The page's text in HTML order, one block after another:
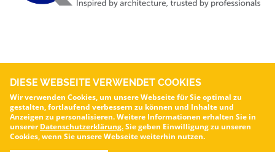
VOA – Verband für die Oberflächenveredelung von Aluminium e.V.
© Alle Rechte vorbehalten.voa.de
DIESE WEBSEITE VERWENDET COOKIES
Wir verwenden Cookies, um unsere Webseite für Sie optimal zu
gestalten, fortlaufend verbessern zu können und Inhalte und
Anzeigen zu personalisieren. Weitere Informationen erhalten Sie in
unsererDatenschutzerklärung.Sie geben Einwilligung zu unseren
Cookies, wenn Sie unsere Webseite weiterhin nutzen.